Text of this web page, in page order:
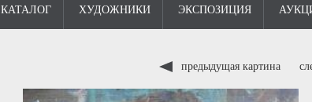
КАТАЛОГ ХУДОЖНИКИ ЭКСПОЗИЦИЯ
предыдущая картина